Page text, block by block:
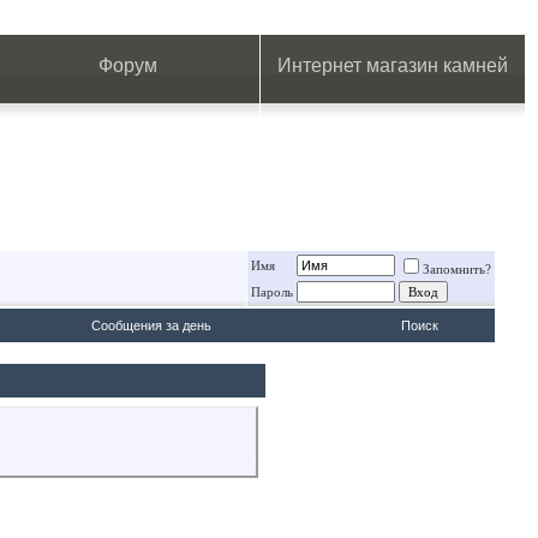
Форум Интернет магазин камней
Имя
Запомнить?
Пароль
Сообщения за день Поиск